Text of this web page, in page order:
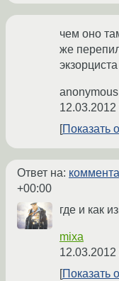
чем оно
же
экзорциста
anonymous
Показать
Ответ на:
+00:00
где и как
mixa
Показать